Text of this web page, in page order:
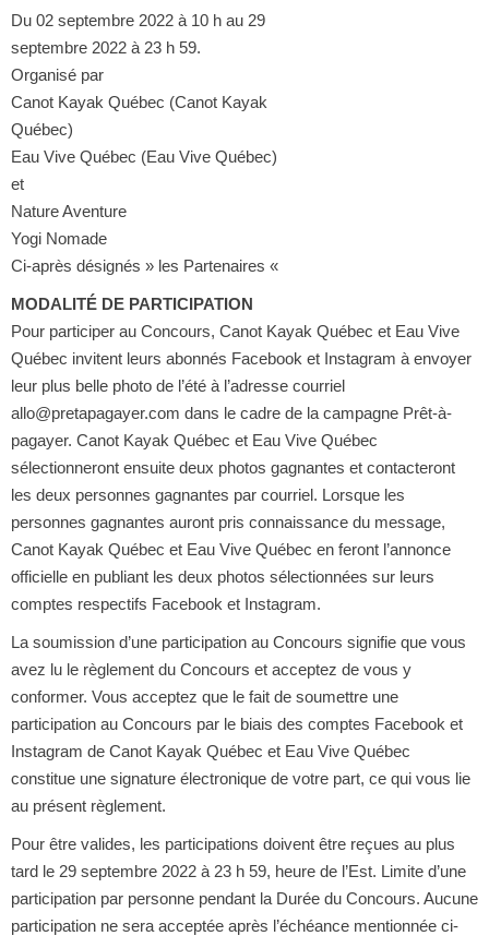
Du 02 septembre 2022 à 10 h au 29
septembre 2022 à 23 h 59.
Organisé par
Canot Kayak Québec (Canot Kayak
Québec)
Eau Vive Québec (Eau Vive Québec)
et
Nature Aventure
Yogi Nomade
Ci-après désignés » les Partenaires «
MODALITÉ DE PARTICIPATION
Pour participer au Concours, Canot Kayak Québec et Eau Vive
Québec invitent leurs abonnés Facebook et Instagram à envoyer
leur plus belle photo de l’été à l’adresse courriel
allo@pretapagayer.com dans le cadre de la campagne Prêt-à-
pagayer. Canot Kayak Québec et Eau Vive Québec
sélectionneront ensuite deux photos gagnantes et contacteront
les deux personnes gagnantes par courriel. Lorsque les
personnes gagnantes auront pris connaissance du message,
Canot Kayak Québec et Eau Vive Québec en feront l’annonce
officielle en publiant les deux photos sélectionnées sur leurs
comptes respectifs Facebook et Instagram.
La soumission d’une participation au Concours signifie que vous
avez lu le règlement du Concours et acceptez de vous y
conformer. Vous acceptez que le fait de soumettre une
participation au Concours par le biais des comptes Facebook et
Instagram de Canot Kayak Québec et Eau Vive Québec
constitue une signature électronique de votre part, ce qui vous lie
au présent règlement.
Pour être valides, les participations doivent être reçues au plus
tard le 29 septembre 2022 à 23 h 59, heure de l’Est. Limite d’une
participation par personne pendant la Durée du Concours. Aucune
participation ne sera acceptée après l’échéance mentionnée ci-